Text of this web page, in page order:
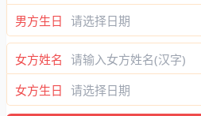
男方生日
女方姓名
女方生日